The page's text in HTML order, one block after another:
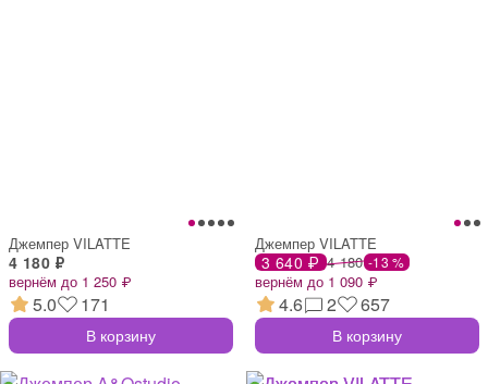
Джемпер VILATTE
4 180 ₽
вернём до 1 250 ₽
5.0 171
В корзину
Джемпер VILATTE
3 640 ₽ 4 180 -13 %
вернём до 1 090 ₽
4.6 2 657
В корзину